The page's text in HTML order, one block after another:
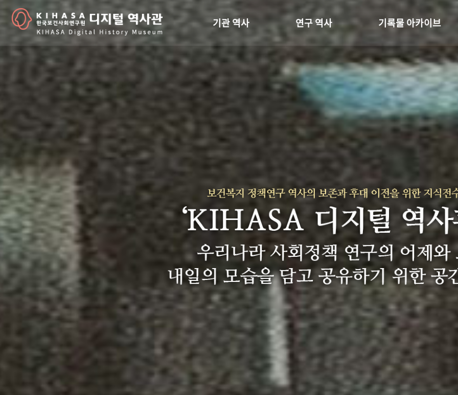
기관 역사
걸어온 길
기관 변천사
연구 역사
정책과 연구
키워드로 보는 연구 역사
연구자들
간행물 변천사
기록물 아카이브
사진 아카이브
문서 기록물
행정박물
영상 기록물